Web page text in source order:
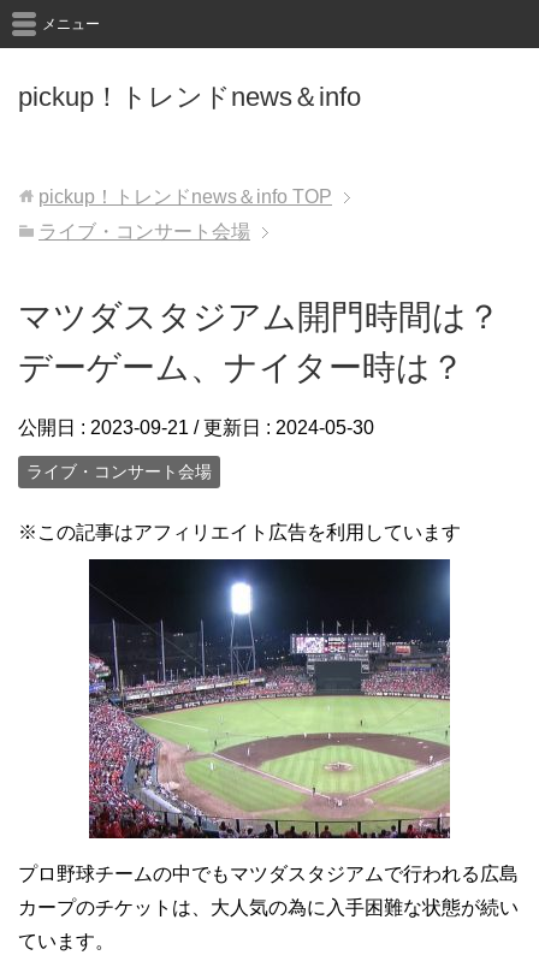
pickup！トレンドnews＆info
メニュー
pickup！トレンドnews＆info TOP
ライブ・コンサート会場
マツダスタジアム開門時間は？
デーゲーム、ナイター時は？
公開日 : 2023-09-21 / 更新日 : 2024-05-30
ライブ・コンサート会場
※この記事はアフィリエイト広告を利用しています
プロ野球チームの中でもマツダスタジアムで行われる広島
カープのチケットは、大人気の為に入手困難な状態が続い
ています。